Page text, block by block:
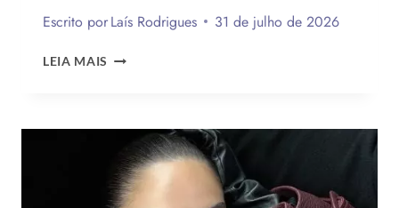
Escrito porLaís Rodrigues 31 de julho de 2026
LEIA MAIS OS
DE
JULHO
DE
2026